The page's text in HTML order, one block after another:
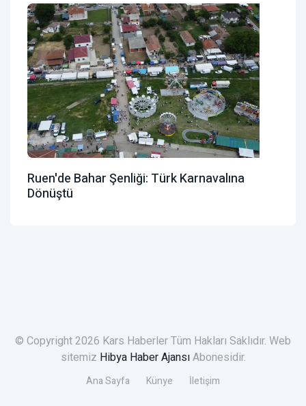
Ruen'de Bahar Şenliği: Türk Karnavalına
Dönüştü
© Copyright 2026 Kars Haberler Tüm Hakları Saklıdır. Web
sitemiz Hibya Haber AjansıAbonesidir.
Ana Sayfa Künye İletişim